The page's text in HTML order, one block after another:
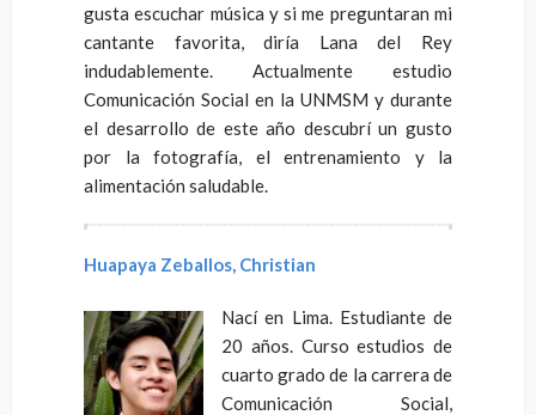
gusta escuchar música y si me preguntaran mi
cantante favorita, diría Lana del Rey
indudablemente. Actualmente estudio
Comunicación Social en la UNMSM y durante
el desarrollo de este año descubrí un gusto
por la fotografía, el entrenamiento y la
alimentación saludable.
Huapaya Zeballos, Christian
Nací en Lima. Estudiante de
20 años. Curso estudios de
cuarto grado de la carrera de
Comunicación Social,